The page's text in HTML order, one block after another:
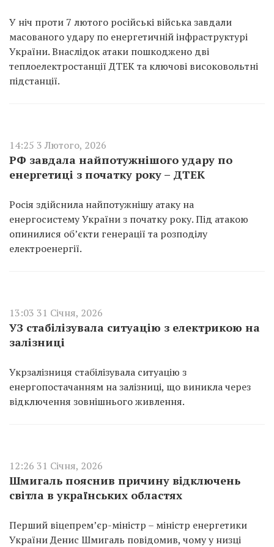
У ніч проти 7 лютого російські війська завдали
масованого удару по енергетичній інфраструктурі
України. Внаслідок атаки пошкоджено дві
теплоелектростанції ДТЕК та ключові високовольтні
підстанції.
14:25 3 Лютого, 2026
РФ завдала найпотужнішого удару по
енергетиці з початку року – ДТЕК
Росія здійснила найпотужнішу атаку на
енергосистему України з початку року. Під атакою
опинилися об’єкти генерації та розподілу
електроенергії.
13:03 31 Січня, 2026
УЗ стабілізувала ситуацію з електрикою на
залізниці
Укрзалізниця стабілізувала ситуацію з
енергопостачанням на залізниці, що виникла через
відключення зовнішнього живлення.
12:26 31 Січня, 2026
Шмигаль пояснив причину відключень
світла в українських областях
Перший віцепрем’єр-міністр – міністр енергетики
України Денис Шмигаль повідомив, чому у низці